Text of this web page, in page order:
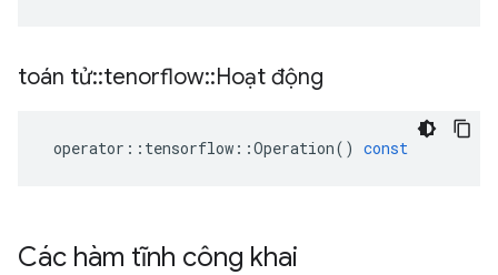
toán tử::tenorflow::Hoạt động
operator :: tensorflow ::Operation() const
Các hàm tĩnh công khai